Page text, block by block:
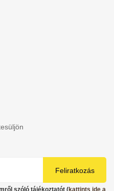
Feliratkozás
szóló tájékoztatót (kattints ide a